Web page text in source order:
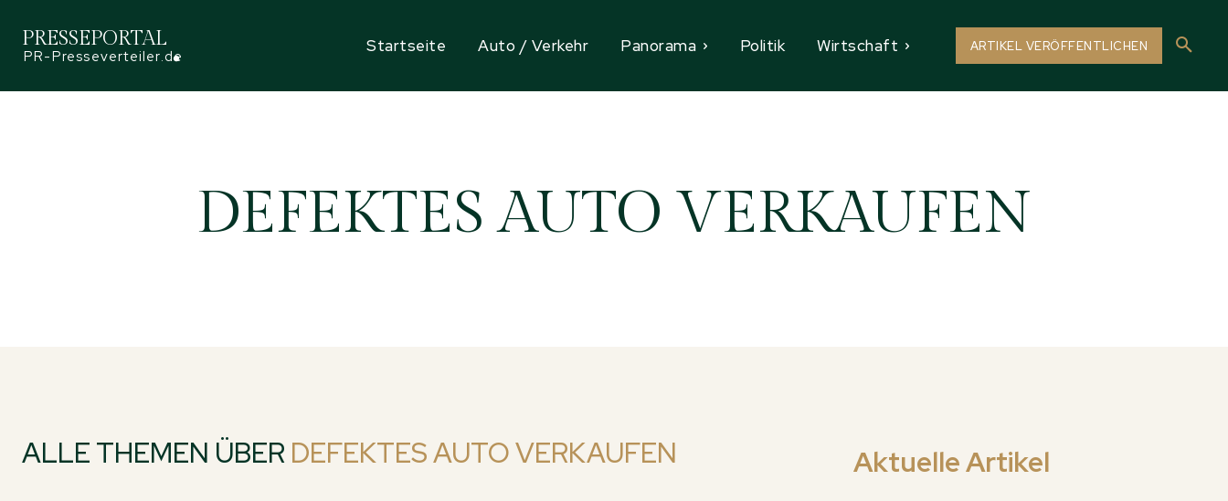
PRESSEPORTAL
PR-Presseverteiler.de
Startseite Auto / Verkehr Panorama Politik Wirtschaft ARTIKEL VERÖFFENTLICHEN
DEFEKTES AUTO VERKAUFEN
ALLE THEMEN ÜBER DEFEKTES AUTO VERKAUFEN Aktuelle Artikel